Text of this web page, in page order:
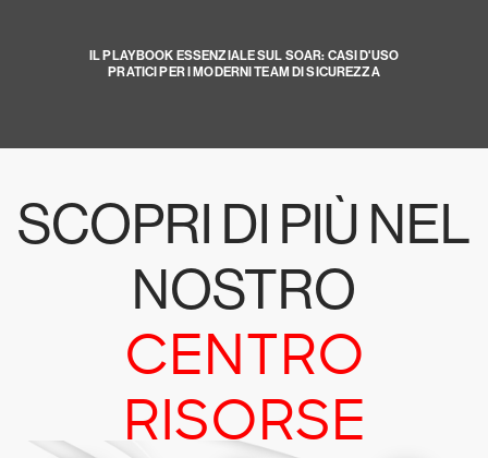
IL PLAYBOOK ESSENZIALE SUL SOAR: CASI D'USO
PRATICI PER I MODERNI TEAM DI SICUREZZA
SCOPRI DI PIÙ NEL
NOSTRO
CENTRO
RISORSE